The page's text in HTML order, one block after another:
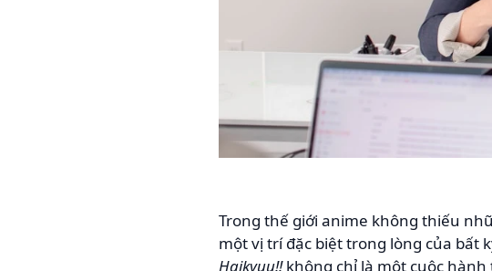
Trong thế giới anime không thiếu
một vị trí đặc biệt trong lòng của bất
Haikyuu!!không chỉ là một cuộc